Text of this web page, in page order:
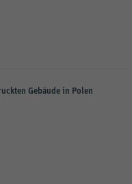
Gebäude in Polen